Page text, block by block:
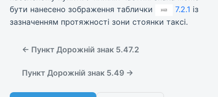
бути нанесено зображення таблички
7.2.1 із
зазначенням протяжності зони стоянки таксі.
← Пункт Дорожній знак 5.47.2
Пункт Дорожній знак 5.49 →